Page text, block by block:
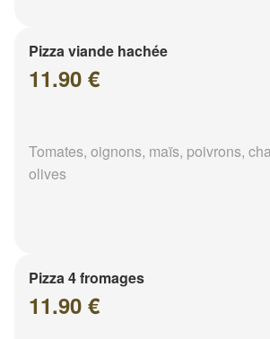
Pizza viande hachée
11.90 €
Tomates, oignons, maïs, poivrons,
olives
Pizza 4 fromages
11.90 €